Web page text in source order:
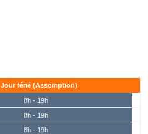
Jour férié (Assomption)
8h - 19h
8h - 19h
8h - 19h